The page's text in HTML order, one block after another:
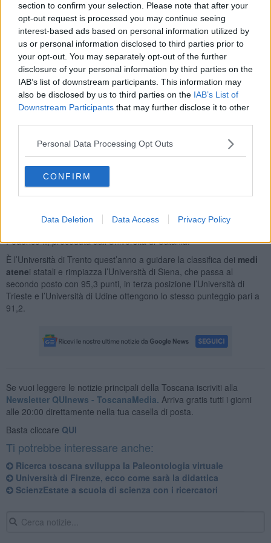
section to confirm your selection. Please note that after your
opt-out request is processed you may continue seeing
interest-based ads based on personal information utilized by
us or personal information disclosed to third parties prior to
your opt-out. You may separately opt-out of the further
disclosure of your personal information by third parties on the
IAB’s list of downstream participants. This information may
also be disclosed by us to third parties on the IAB’s List of
Downstream Participants that may further disclose it to other
Personal Data Processing Opt Outs
CONFIRM
Data Deletion Data Access Privacy Policy
L'effetto pandemia potrebbe incidere sugli atenei italiani in termini
quantitativi prima ancora che qualitativi con un grande ricorso alla
formazione locale, si prevede un calo di immatricolazioni seguito
anche alla crisi del 2008 con una minore liquidità delle famiglie per
sostenere le spese dei fuori sede.
Tra imega ateneistatali mantiene la prima posizione l’Università di
l’Università di Firenze, che scende di una posizione con un
punteggio complessivo di 86,3. La Sapienza di Roma è al quarto
posto, con un punteggio pari a 84,3, seguita dall’Università di
Torino con 83,0, che sale dal settimo al quinto posto in classifica,
posizione, sostituendo la Statale di Milano, che guadagna una
Federico II, preceduta dall’Università di Catania.
È l’Università di Trento quest’anno a guidare la classifica dei medi
atenei statali e rimpiazza l’Università di Siena, che passa al
secondo posto con 95,3 punti, in terza posizione l’Università di
Trieste e l’Università di Udine ottengono lo stesso punteggio pari a
91,2.
Se vuoi leggere le notizie principali della Toscana iscriviti alla
Newsletter QUInews - ToscanaMedia. Arriva gratis tutti i giorni
alle 20:00 direttamente nella tua casella di posta.
Basta cliccare QUI
Ti potrebbe interessare anche:
Ricerca toscana sviluppa la Paleontologia virtuale
Università di Firenze, ecco come sarà la didattica
ScienzEstate a scuola di scienza con i ricercatori